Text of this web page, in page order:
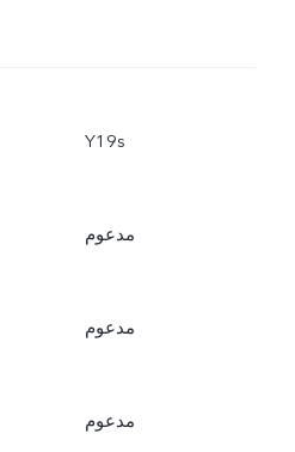
Y19s
مدعوم
مدعوم
مدعوم